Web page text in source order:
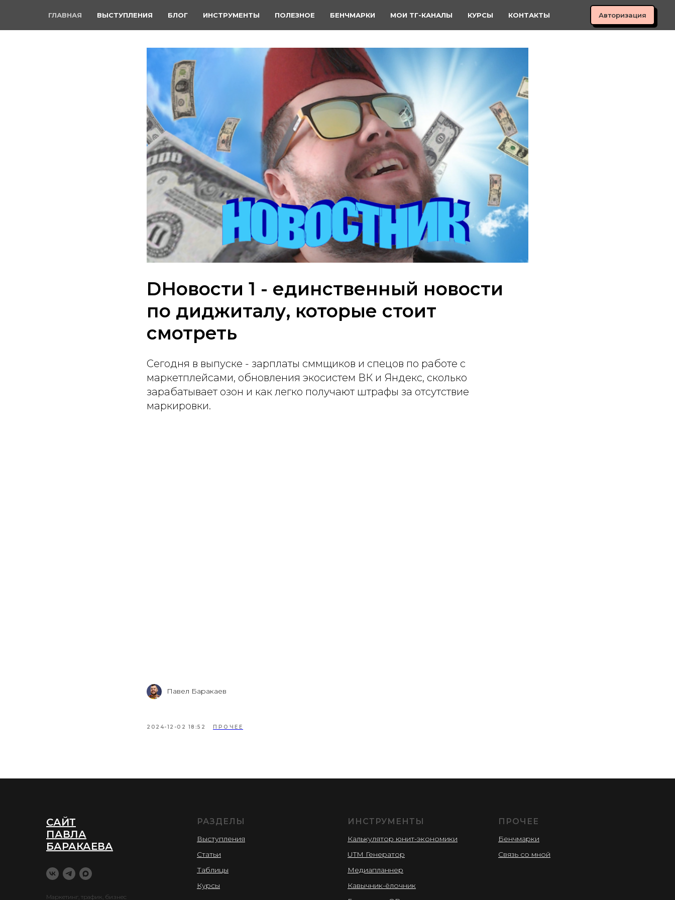
ГЛАВНАЯ ВЫСТУПЛЕНИЯ БЛОГ ИНСТРУМЕНТЫ ПОЛЕЗНОЕ БЕНЧМАРКИ МОИ ТГ-КАНАЛЫ КУРСЫ КОНТАКТЫ Авторизация
DНовости 1 - единственный новости
по диджиталу, которые стоит
смотреть
Сегодня в выпуске - зарплаты сммщиков и спецов по работе с
маркетплейсами, обновления экосистем ВК и Яндекс, сколько
зарабатывает озон и как легко получают штрафы за отсутствие
маркировки.
Павел Баракаев
2024-12-02 18:52 ПРОЧЕЕ
САЙТ
ПАВЛА
БАРАКАЕВА
Маркетинг, трафик, бизнес
РАЗДЕЛЫ
Выступления
Статьи
Таблицы
Курсы
ИНСТРУМЕНТЫ
Калькулятор юнит-экономики
UTM Генератор
Медиапланнер
Кавычник-ёлочник
ПРОЧЕЕ
Бенчмарки
Связь со мной